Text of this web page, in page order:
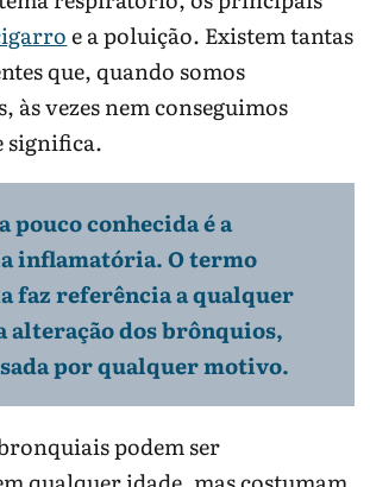
e a poluição. Existem tantas
que, quando somos
às vezes nem conseguimos
significa.
pouco conhecida é a
inflamatória. O termo
faz referência a qualquer
alteração dos brônquios,
por qualquer motivo.
podem ser